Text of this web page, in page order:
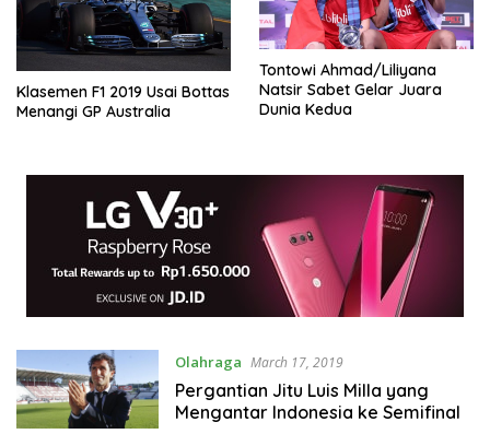
Klasemen F1 2019 Usai Bottas
Menangi GP Australia
Tontowi Ahmad/Liliyana
Natsir Sabet Gelar Juara
Dunia Kedua
Olahraga March 17, 2019
Pergantian Jitu Luis Milla yang
Mengantar Indonesia ke Semifinal